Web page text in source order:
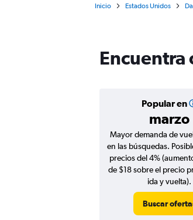
Inicio Estados Unidos
Encuentra
Popular en
marzo
Mayor demanda de
en las búsquedas.
precios del 4%
de $18 sobre el precio
ida y vuelta).
Buscar